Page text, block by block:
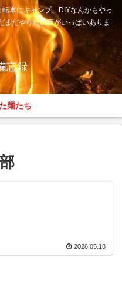
車にキャンプ、DIYなんかもやっ
まだやりたい事がいっぱいありま
忘録
麺たち
2026.05.18